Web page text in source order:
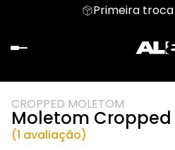
Primeira
CROPPED MOLETOM
Moletom Cropped
(1 avaliação)